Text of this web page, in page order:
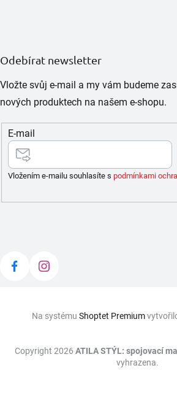
Odebírat newsletter
Vložte svůj e-mail a my vám budeme
nových produktech na našem e-shopu.
E-mail
Vložením e-mailu souhlasíte s podmínkami
Na systému Shoptet Premium
Copyright 2026 ATILA STÝL: spojovací
vyhrazena.